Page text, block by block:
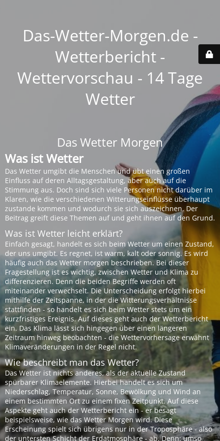
Das-Wetter-Morgen.de -
Wetterbericht -
Wettervorschau - 14 Tage
Wetter
Das Wetter Morgen
Was ist Wetter
Das Wetter umgibt die Menschen und übt einen großen
Einfluss auf deren Alltagsgestaltung, aber auch auf die
Stimmung aus. Doch sind sich viele Personen nicht darüber im
Klaren, wie die verschiedenen Witterungseinflüsse überhaupt
zustande kommen und wodurch sie sich auszeichnen. Der
Beitrag greift diese Themen auf und geht ihnen auf den Grund.
Was ist Wetter leicht erklärt?
Einfach gesagt, handelt es sich beim Wetter um einen Zustand,
der uns umgibt. Es regnet, ist warm, kalt oder sonnig. Es wird
häufig auch das Wetter morgen beschrieben. Bei dieser
Fragestellung ist es wichtig, zwischen Wetter und Klima zu
differenzieren. Denn die beiden Begriffe werden oft
miteinander verwechselt. Die Unterscheidung erfolgt hierbei
mithilfe der Zeitspanne, in der die Witterungsverhältnisse
stattfinden - so handelt es sich beim Wetter stets um ein
kurzfristiges Ereignis. Auf dieses geht auch der Wetterbericht
ein. Das Klima lässt sich hingegen über einen längeren
Zeitraum hinweg beobachten - die Wettervorhersage erwähnt
Klimaveränderungen in der Regel nicht.
Wie beschreibt man das Wetter?
Das Wetter ist nichts anderes, als der aktuelle Zustand
spürbarer Klimaelemente. Hierbei handelt es sich um
Niederschlag, Temperatur, Sonne, Bewölkung und Wind an
einem bestimmten Ort zu einem fixen Zeitpunkt. Auf diese
Aspekte geht auch der Wetterbericht ein - er besagt
beispielsweise, wie das Wetter Morgen wird. Diese
Erscheinung spielt sich übrigens nur in der Troposphäre - also
der untersten Schicht der Erdatmosphäre - ab. Denn: umso